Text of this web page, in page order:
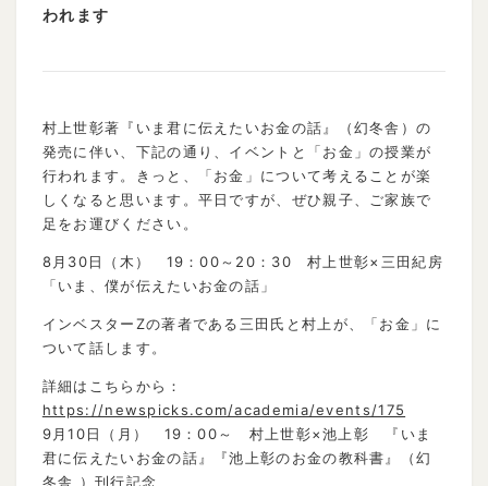
われます
村上世彰著『いま君に伝えたいお金の話』（幻冬舎）の
発売に伴い、下記の通り、イベントと「お金」の授業が
行われます。きっと、「お金」について考えることが楽
しくなると思います。平日ですが、ぜひ親子、ご家族で
足をお運びください。
8月30日（木） 19：00～20：30 村上世彰×三田紀房
「いま、僕が伝えたいお金の話」
インベスターZの著者である三田氏と村上が、「お金」に
ついて話します。
詳細はこちらから：
https://newspicks.com/academia/events/175
9月10日（月） 19：00～ 村上世彰×池上彰 『いま
君に伝えたいお金の話』『池上彰のお金の教科書』（幻
冬舎 ）刊行記念